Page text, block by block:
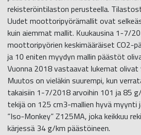
rekisteröintilaston perusteella.
Uudet moottoripyörämallit ovat
kuin aiemmat mallit. Kuukausina 1-7/
moottoripyörien keskimääräiset CO2-
ja 10 eniten myydyn mallin päästöt
Vuonna 2018 vastaavat lukemat
Muutos on vieläkin suurempi, kun
takaisiin 1-7/2018 arvoihin 101 ja 85
tekijä on 125 cm3-mallien hyvä myynti
”Iso-Monkey” Z125MA, joka keikkuu
kärjessä 34 g/km päästöineen.